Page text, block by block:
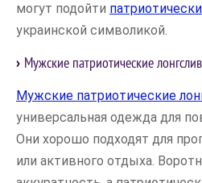
могут подойти
украинской символикой.
Мужские патриотические
Мужские патриотические
универсальная одежда для
Они хорошо подходят для
или активного отдыха.